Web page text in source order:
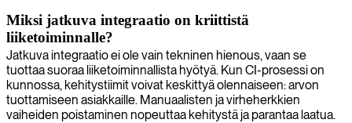
Miksi jatkuva integraatio on kriittistä
liiketoiminnalle?
Jatkuva integraatio ei ole vain tekninen hienous, vaan se
tuottaa suoraa liiketoiminnallista hyötyä. Kun CI-prosessi on
kunnossa, kehitystiimit voivat keskittyä olennaiseen: arvon
tuottamiseen asiakkaille. Manuaalisten ja virheherkkien
vaiheiden poistaminen nopeuttaa kehitystä ja parantaa laatua.